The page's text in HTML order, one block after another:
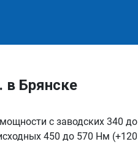
в Брянске
с заводских 340 до
450 до 570 Нм (+120